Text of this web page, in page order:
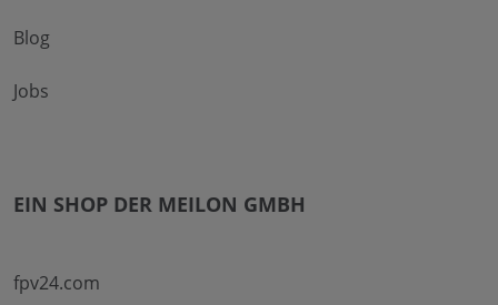
Blog
Jobs
EIN SHOP DER MEILON GMBH
fpv24.com